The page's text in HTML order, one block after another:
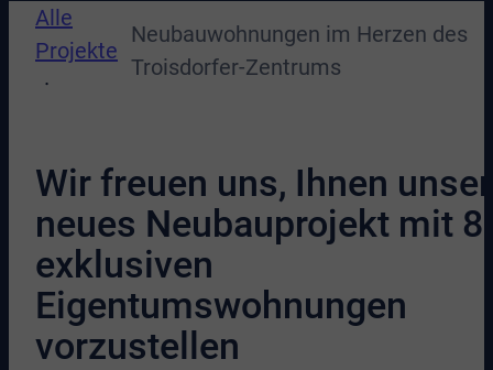
Alle
Projekte
Neubauwohnungen im Herzen des
Troisdorfer-Zentrums
Wir freuen uns, Ihnen unser
neues Neubauprojekt mit 8
exklusiven
Eigentumswohnungen
vorzustellen